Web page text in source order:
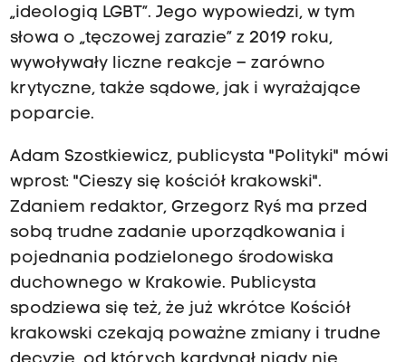
„ideologią LGBT”. Jego wypowiedzi, w tym
słowa o „tęczowej zarazie” z 2019 roku,
wywoływały liczne reakcje – zarówno
krytyczne, także sądowe, jak i wyrażające
poparcie.
Adam Szostkiewicz, publicysta "Polityki" mówi
wprost: "Cieszy się kościół krakowski".
Zdaniem redaktor, Grzegorz Ryś ma przed
sobą trudne zadanie uporządkowania i
pojednania podzielonego środowiska
duchownego w Krakowie. Publicysta
spodziewa się też, że już wkrótce Kościół
krakowski czekają poważne zmiany i trudne